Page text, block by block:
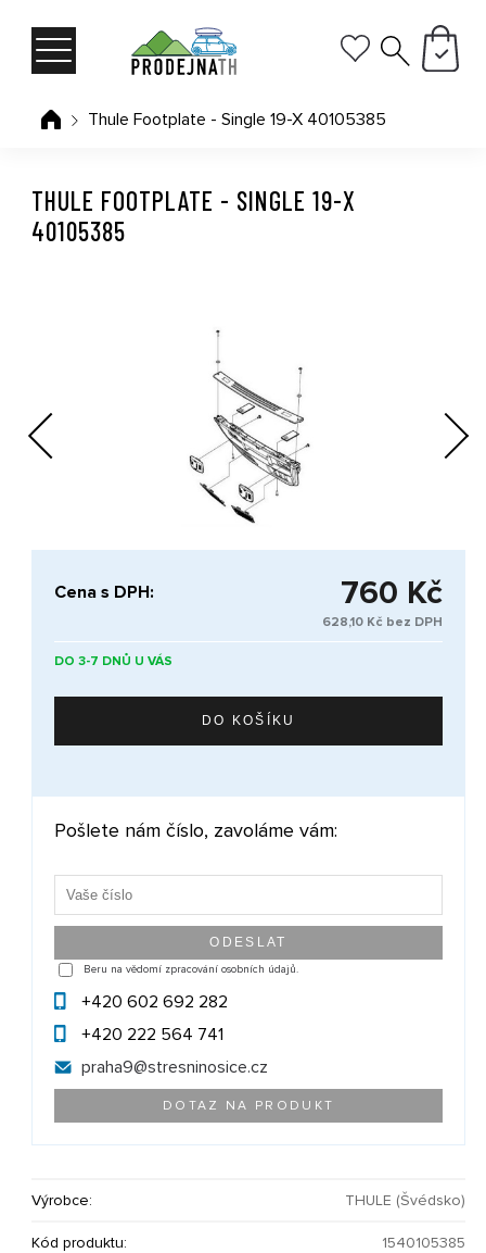
Thule Footplate - Single 19-X 40105385
Previous Next
THULE FOOTPLATE - SINGLE 19-X
40105385
Cena s DPH: 760 Kč
628,10 Kč bez DPH
DO 3-7 DNŮ U VÁS
Pošlete nám číslo, zavoláme vám:
Beru na vědomí zpracování osobních údajů.
+420 602 692 282
+420 222 564 741
praha9@stresninosice.cz
DOTAZ NA PRODUKT
Výrobce: THULE (Švédsko)
Kód produktu: 1540105385